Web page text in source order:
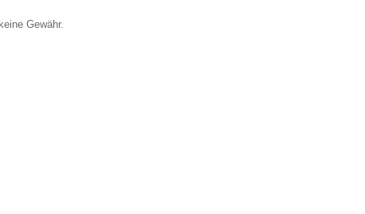
Gewähr.